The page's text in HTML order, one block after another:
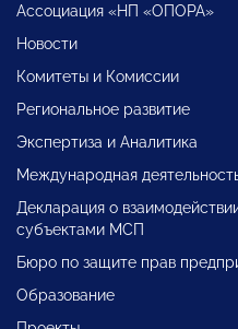
Ассоциация «НП «ОПОРА»
Новости
Комитеты и Комиссии
Региональное развитие
Экспертиза и Аналитика
Международная
Декларация о
субъектами МСП
Бюро по защите прав
Образование